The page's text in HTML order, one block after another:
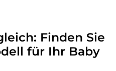
Finden Sie
für Ihr Baby